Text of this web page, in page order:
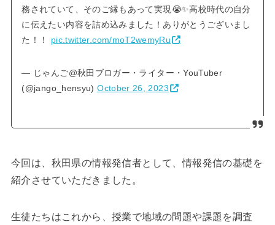
務されていて、そのご縁もあって実現😭✨高校時代の自分
に伝えたい内容を詰め込みました！ありがとうございまし
た！！ pic.twitter.com/moT2wemyRu
— じゃんご@秋田ブロガー・ライター・YouTuber
(@jango_hensyu)October 26, 2023
今回は、秋田県の情報発信者として、情報発信の基礎を
紹介させていただきました。
生徒たちはこれから、授業で地域の問題や課題を調査